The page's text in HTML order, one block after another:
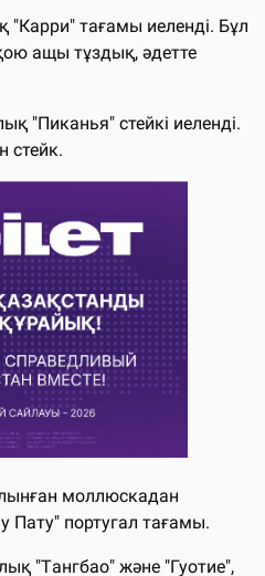
"Карри" тағамы иеленді. Бұл
ащы тұздық, әдетте
"Пиканья" стейкі иеленді.
стейк.
моллюскадан
Пату" португал тағамы.
"Tангбао" және "Гуотие",